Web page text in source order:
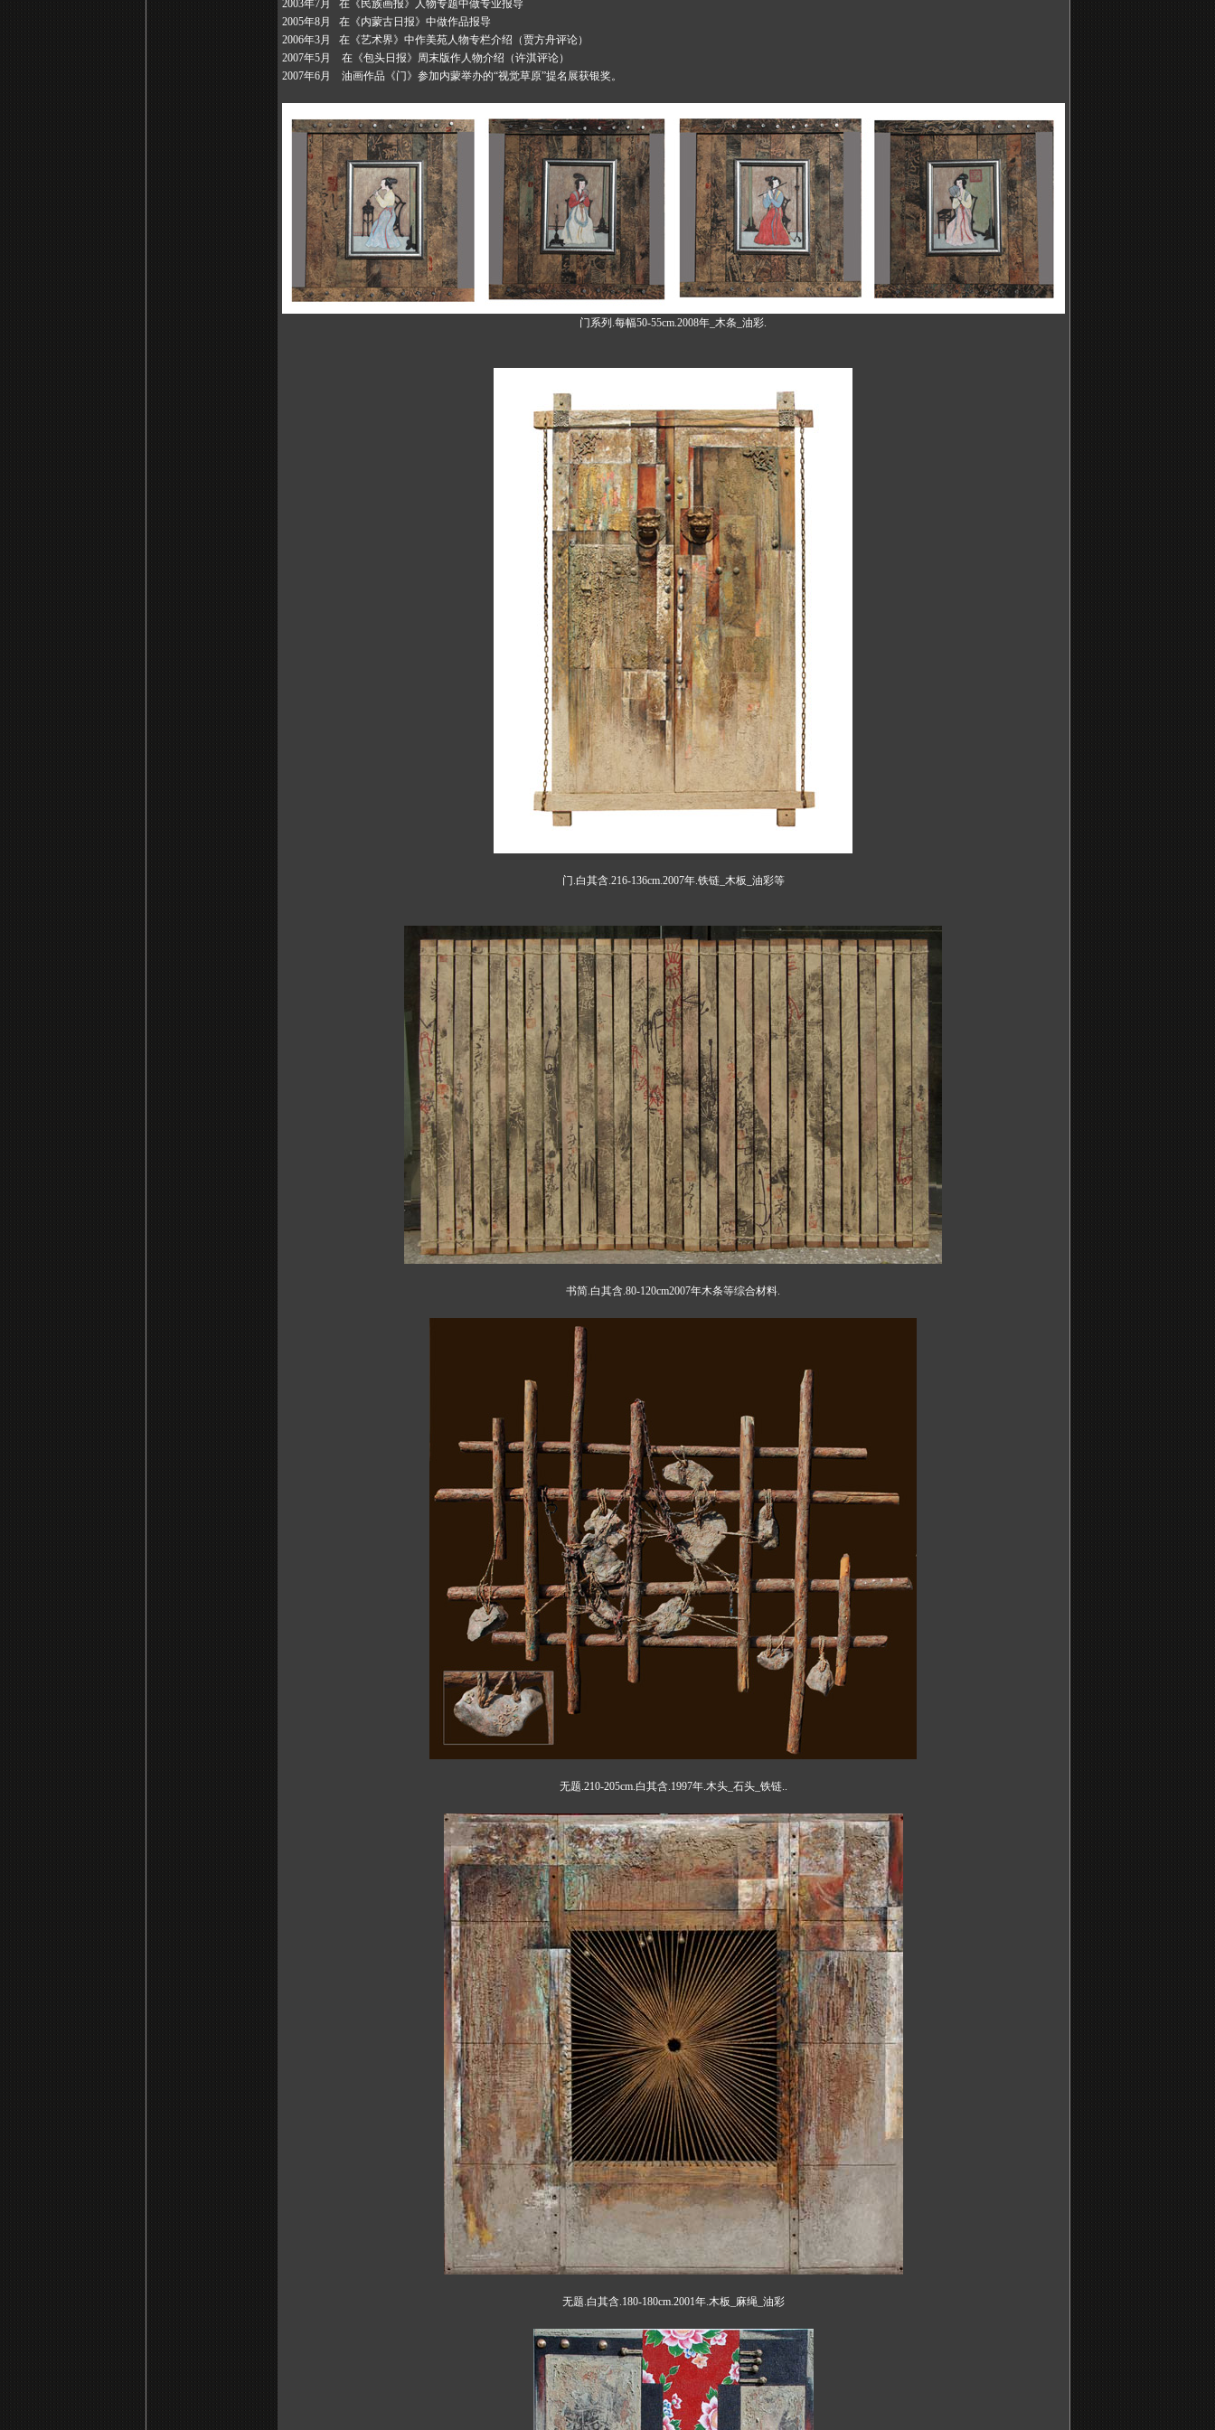
2003年7月 在《民族画报》人物专题中做专业报导
2005年8月 在《内蒙古日报》中做作品报导
2006年3月 在《艺术界》中作美苑人物专栏介绍（贾方舟评论）
2007年5月 在《包头日报》周末版作人物介绍（许淇评论）
2007年6月 油画作品《门》参加内蒙举办的“视觉草原”提名展获银奖。
门系列.每幅50-55cm.2008年_木条_油彩.
门.白其含.216-136cm.2007年.铁链_木板_油彩等
书简.白其含.80-120cm2007年木条等综合材料.
无题.210-205cm.白其含.1997年.木头_石头_铁链..
无题.白其含.180-180cm.2001年.木板_麻绳_油彩